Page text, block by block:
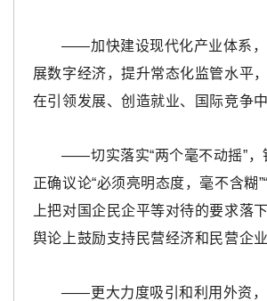
——加快建设现代化产业体系，
展数字经济，提升常态化监管水平
在引领发展、创造就业、国际竞争中
——切实落实“两个毫不动摇”，
正确议论“必须亮明态度，毫不含糊
上把对国企民企平等对待的要求落
舆论上鼓励支持民营经济和民营企业
——更大力度吸引和利用外资，